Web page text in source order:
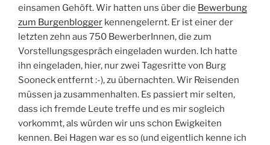
einsamen Gehöft. Wir hatten uns über die Bewerbung
zum Burgenblogger kennengelernt. Er ist einer der
letzten zehn aus 750 BewerberInnen, die zum
Vorstellungsgespräch eingeladen wurden. Ich hatte
ihn eingeladen, hier, nur zwei Tagesritte von Burg
Sooneck entfernt :-), zu übernachten. Wir Reisenden
müssen ja zusammenhalten. Es passiert mir selten,
dass ich fremde Leute treffe und es mir sogleich
vorkommt, als würden wir uns schon Ewigkeiten
kennen. Bei Hagen war es so (und eigentlich kenne ich